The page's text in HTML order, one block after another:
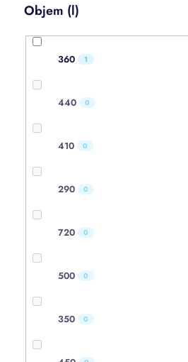
Objem (l)
360 1
440 0
410 0
290 0
720 0
500 0
350 0